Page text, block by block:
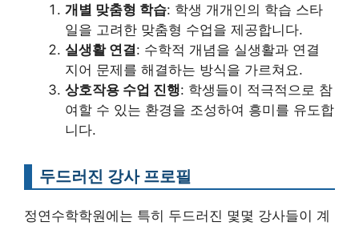
개별 맞춤형 학습: 학생 개개인의 학습 스타
일을 고려한 맞춤형 수업을 제공합니다.
실생활 연결: 수학적 개념을 실생활과 연결
지어 문제를 해결하는 방식을 가르쳐요.
상호작용 수업 진행: 학생들이 적극적으로 참
여할 수 있는 환경을 조성하여 흥미를 유도합
니다.
두드러진 강사 프로필
정연수학학원에는 특히 두드러진 몇몇 강사들이 계